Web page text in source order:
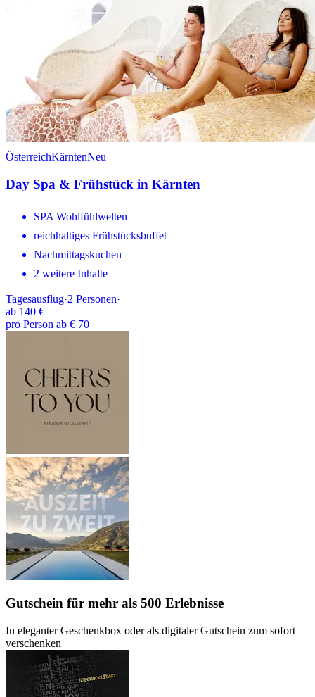
ÖsterreichKärntenNeu
Day Spa & Frühstück in Kärnten
SPA Wohlfühlwelten
reichhaltiges Frühstücksbuffet
Nachmittagskuchen
2 weitere Inhalte
Tagesausflug·2 Personen·
ab 140 €
pro Person ab € 70
Gutschein für mehr als 500 Erlebnisse
In eleganter Geschenkbox oder als digitaler Gutschein zum sofort
verschenken